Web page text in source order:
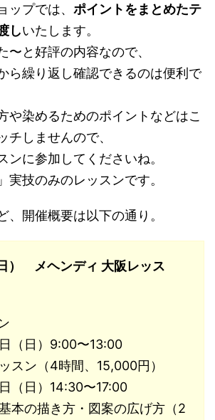
ップでは、 ポイントをまとめたテ
しいたします。
〜と好評の内容なので、
ら繰り返し確認できるのは便利で
や染めるためのポイントなどはこ
チしませんので、
ンに参加してくださいね。
実技のみのレッスンです。
、開催概要は以下の通り。
） メヘンディ 大阪レッス
（日）9:00〜13:00
スン（4時間、15,000円）
（日）14:30〜17:00
本の描き方・図案の広げ方（2